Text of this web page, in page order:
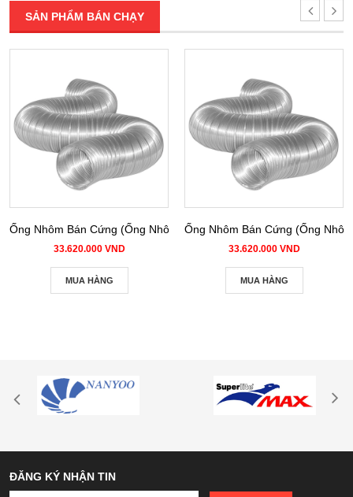
SẢN PHẨM BÁN CHẠY
Ống Nhôm Bán Cứng (Ống Nhôm Nhún) phi 100
33.620.000 VND
MUA HÀNG
Ống Nhôm Bán Cứng (Ống
33.620.000 VND
MUA HÀNG
ĐĂNG KÝ NHẬN TIN